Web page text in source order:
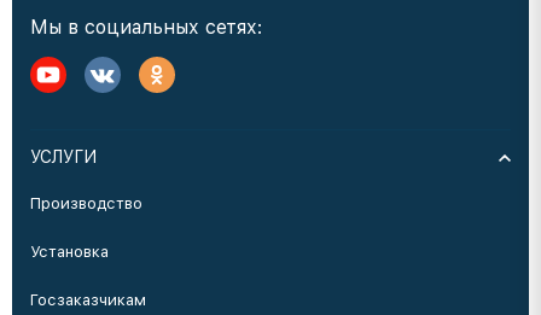
Мы в социальных сетях:
УСЛУГИ
Производство
Установка
Госзаказчикам